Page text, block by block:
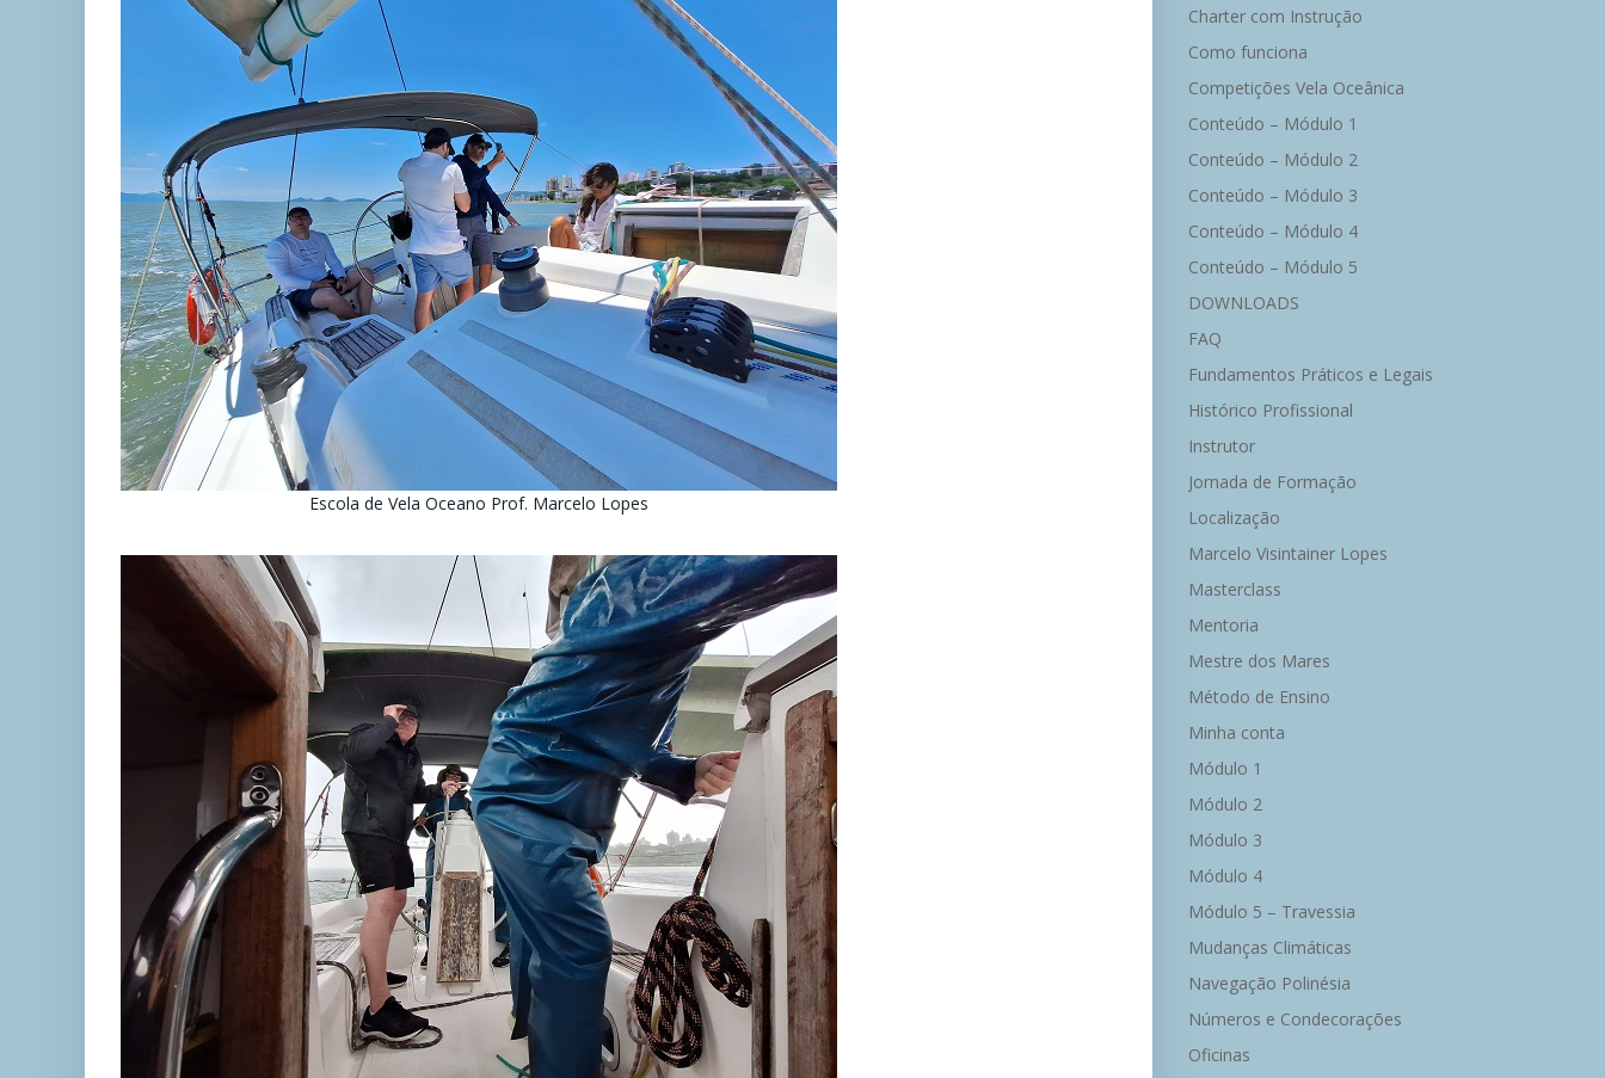
Escola de Vela Oceano Prof. Marcelo Lopes
Charter com Instrução
Como funciona
Competições Vela Oceânica
Conteúdo – Módulo 1
Conteúdo – Módulo 2
Conteúdo – Módulo 3
Conteúdo – Módulo 4
Conteúdo – Módulo 5
DOWNLOADS
FAQ
Fundamentos Práticos e Legais
Histórico Profissional
Instrutor
Jornada de Formação
Localização
Marcelo Visintainer Lopes
Masterclass
Mentoria
Mestre dos Mares
Método de Ensino
Minha conta
Módulo 1
Módulo 2
Módulo 3
Módulo 4
Módulo 5 – Travessia
Mudanças Climáticas
Navegação Polinésia
Números e Condecorações
Oficinas